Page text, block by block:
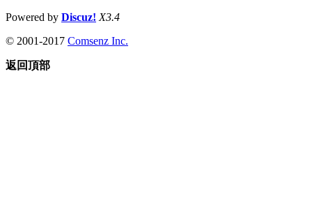
Powered by Discuz! X3.4
© 2001-2017 Comsenz Inc.
返回頂部